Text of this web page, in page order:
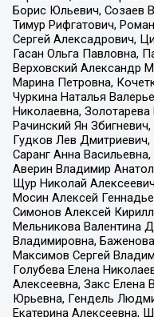
Борис Юльевич, Созаев
Тимур Рифгатович,
Сергей Алексадрович,
Гасан Ольга Павловна,
Верховский Александр
Марина Петровна,
Чуркина Наталья
Николаевна,
Рачинский Ян
Гудков Лев
Саранг Анна
Аверин Владимир
Щур Николай
Мосин Алексей
Симонов Алексей
Мельникова Валентина
Владимировна,
Максимов Сергей
Голубева Елена
Алексеевна, Закс Елена
Юрьевна, Гендель
Екатерина Алексеевна,